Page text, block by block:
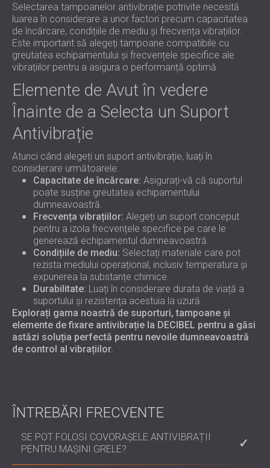
Selectarea tampoanelor antivibrație potrivite necesită
luarea în considerare a unor factori precum capacitatea
de încărcare, condițiile de mediu și frecvența vibrațiilor.
Este important să alegeți tampoane compatibile cu
greutatea echipamentului și frecvențele specifice ale
vibrațiilor pentru a asigura o performanță optimă.
Elemente de Avut în vedere
Înainte de a Selecta un Suport
Antivibrație
Atunci când alegeți un suport antivibrație, luați în
considerare următoarele:
Capacitate de încărcare: Asigurați-vă că suportul
poate susține greutatea echipamentului
dumneavoastră.
Frecvența vibrațiilor: Alegeți un suport conceput
pentru a izola frecvențele specifice pe care le
generează echipamentul dumneavoastră.
Condițiile de mediu: Selectați materiale care pot
rezista mediului operațional, inclusiv temperatura și
expunerea la substanțe chimice.
Durabilitate: Luați în considerare durata de viață a
suportului și rezistența acestuia la uzură.
Explorați gama noastră de suporturi, tampoane și
elemente de fixare antivibrație la DECIBEL pentru a găsi
astăzi soluția perfectă pentru nevoile dumneavoastră
de control al vibrațiilor.
ÎNTREBĂRI FRECVENTE
SE POT FOLOSI COVORAȘELE ANTIVIBRAȚII
PENTRU MAȘINI GRELE?